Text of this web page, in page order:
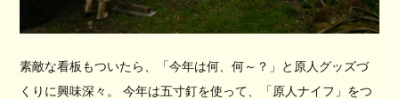
素敵な看板もついたら、「今年は何、何～？」と原人グッズづ
くりに興味深々。 今年は五寸釘を使って、「原人ナイフ」をつ